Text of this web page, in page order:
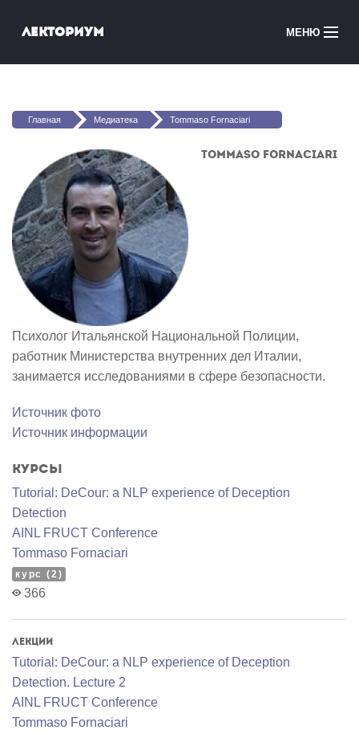
Лекториум МЕНЮ
Медиатека
Онлайн-школы
Вы здесь
Главная Медиатека Tommaso Fornaciari
Tommaso Fornaciari
Психолог Итальянской Национальной Полиции,
работник Министерства внутренних дел Италии,
занимается исследованиями в сфере безопасности.
Источник фото
Источник информации
Курсы
Tutorial: DeCour: a NLP experience of Deception
Detection
AINL FRUCT Conference
Tommaso Fornaciari
курс (2)
366
Лекции
Tutorial: DeCour: a NLP experience of Deception
Detection. Lecture 2
AINL FRUCT Conference
Tommaso Fornaciari